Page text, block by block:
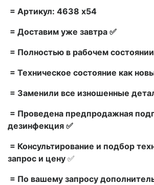
= Артикул: 4638 х54
= Доставим уже завтра ✅
= Полностью в рабочем состоянии
= Техническое состояние как
= Заменили все изношенные
= Проведена предпродажная
дезинфекция ✅
= Консультирование и подбор
запрос и цену ✅
= По вашему запросу